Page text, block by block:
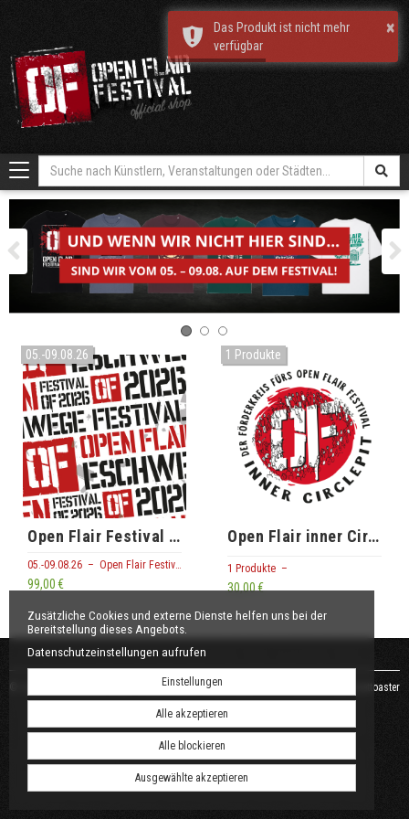
Toggle
navigation
Vorherige
05.-09.08.26
Open Flair Festival 2026
05.-09.08.26 – Open Flair Festival
99,00 €
1 Produkte
Open Flair inner CirclePit
1 Produkte –
30,00 €
powered by tickettoaster
Datenschutz•Impressum
Zusätzliche Cookies und externe Dienste helfen uns bei der
Bereitstellung dieses Angebots.
Datenschutzeinstellungen aufrufen
Einstellungen
Alle akzeptieren
Alle blockieren
Ausgewählte akzeptieren
×
Das Produkt ist nicht mehr
verfügbar